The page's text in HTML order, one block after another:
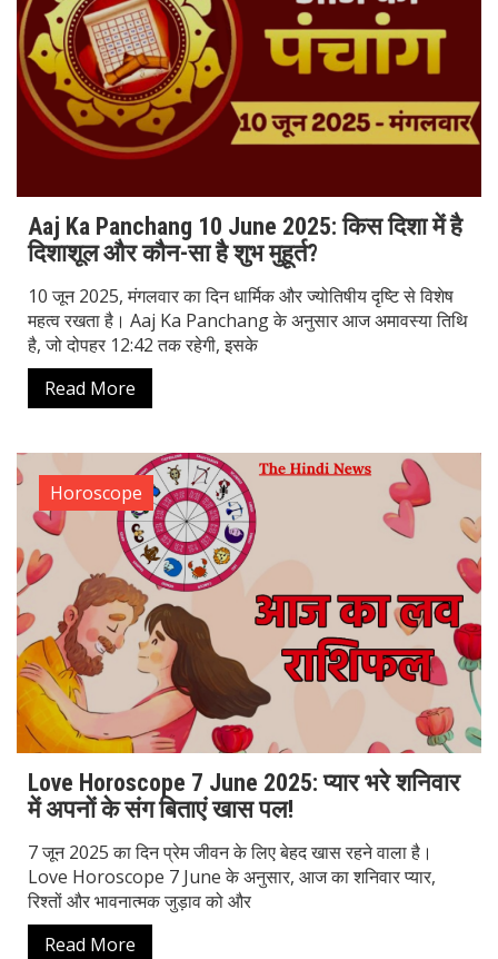
Aaj Ka Panchang 10 June 2025: किस दिशा में है
दिशाशूल और कौन-सा है शुभ मुहूर्त?
10 जून 2025, मंगलवार का दिन धार्मिक और ज्योतिषीय दृष्टि से विशेष
महत्व रखता है। Aaj Ka Panchang के अनुसार आज अमावस्या तिथि
है, जो दोपहर 12:42 तक रहेगी, इसके
Read More
Horoscope
Love Horoscope 7 June 2025: प्यार भरे शनिवार
में अपनों के संग बिताएं खास पल!
7 जून 2025 का दिन प्रेम जीवन के लिए बेहद खास रहने वाला है।
Love Horoscope 7 June के अनुसार, आज का शनिवार प्यार,
रिश्तों और भावनात्मक जुड़ाव को और
Read More